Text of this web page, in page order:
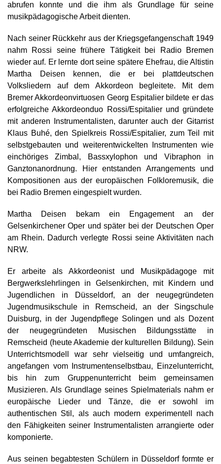
abrufen konnte und die ihm als Grundlage für seine
musikpädagogische Arbeit dienten.
Nach seiner Rückkehr aus der Kriegsgefangenschaft 1949
nahm Rossi seine frühere Tätigkeit bei Radio Bremen
wieder auf. Er lernte dort seine spätere Ehefrau, die Altistin
Martha Deisen kennen, die er bei plattdeutschen
Volksliedern auf dem Akkordeon begleitete. Mit dem
Bremer Akkordeonvirtuosen Georg Espitalier bildete er das
erfolgreiche Akkordeonduo Rossi/Espitalier und gründete
mit anderen Instrumentalisten, darunter auch der Gitarrist
Klaus Buhé, den Spielkreis Rossi/Espitalier, zum Teil mit
selbstgebauten und weiterentwickelten Instrumenten wie
einchöriges Zimbal, Bassxylophon und Vibraphon in
Ganztonanordnung. Hier entstanden Arrangements und
Kompositionen aus der europäischen Folkloremusik, die
bei Radio Bremen eingespielt wurden.
Martha Deisen bekam ein Engagement an der
Gelsenkirchener Oper und später bei der Deutschen Oper
am Rhein. Dadurch verlegte Rossi seine Aktivitäten nach
NRW.
Er arbeite als Akkordeonist und Musikpädagoge mit
Bergwerkslehrlingen in Gelsenkirchen, mit Kindern und
Jugendlichen in Düsseldorf, an der neugegründeten
Jugendmusikschule in Remscheid, an der Singschule
Duisburg, in der Jugendpflege Solingen und als Dozent
der neugegründeten Musischen Bildungsstätte in
Remscheid (heute Akademie der kulturellen Bildung). Sein
Unterrichtsmodell war sehr vielseitig und umfangreich,
angefangen vom Instrumentenselbstbau, Einzelunterricht,
bis hin zum Gruppenunterricht beim gemeinsamen
Musizieren. Als Grundlage seines Spielmaterials nahm er
europäische Lieder und Tänze, die er sowohl im
authentischen Stil, als auch modern experimentell nach
den Fähigkeiten seiner Instrumentalisten arrangierte oder
komponierte.
Aus seinen begabtesten Schülern in Düsseldorf formte er